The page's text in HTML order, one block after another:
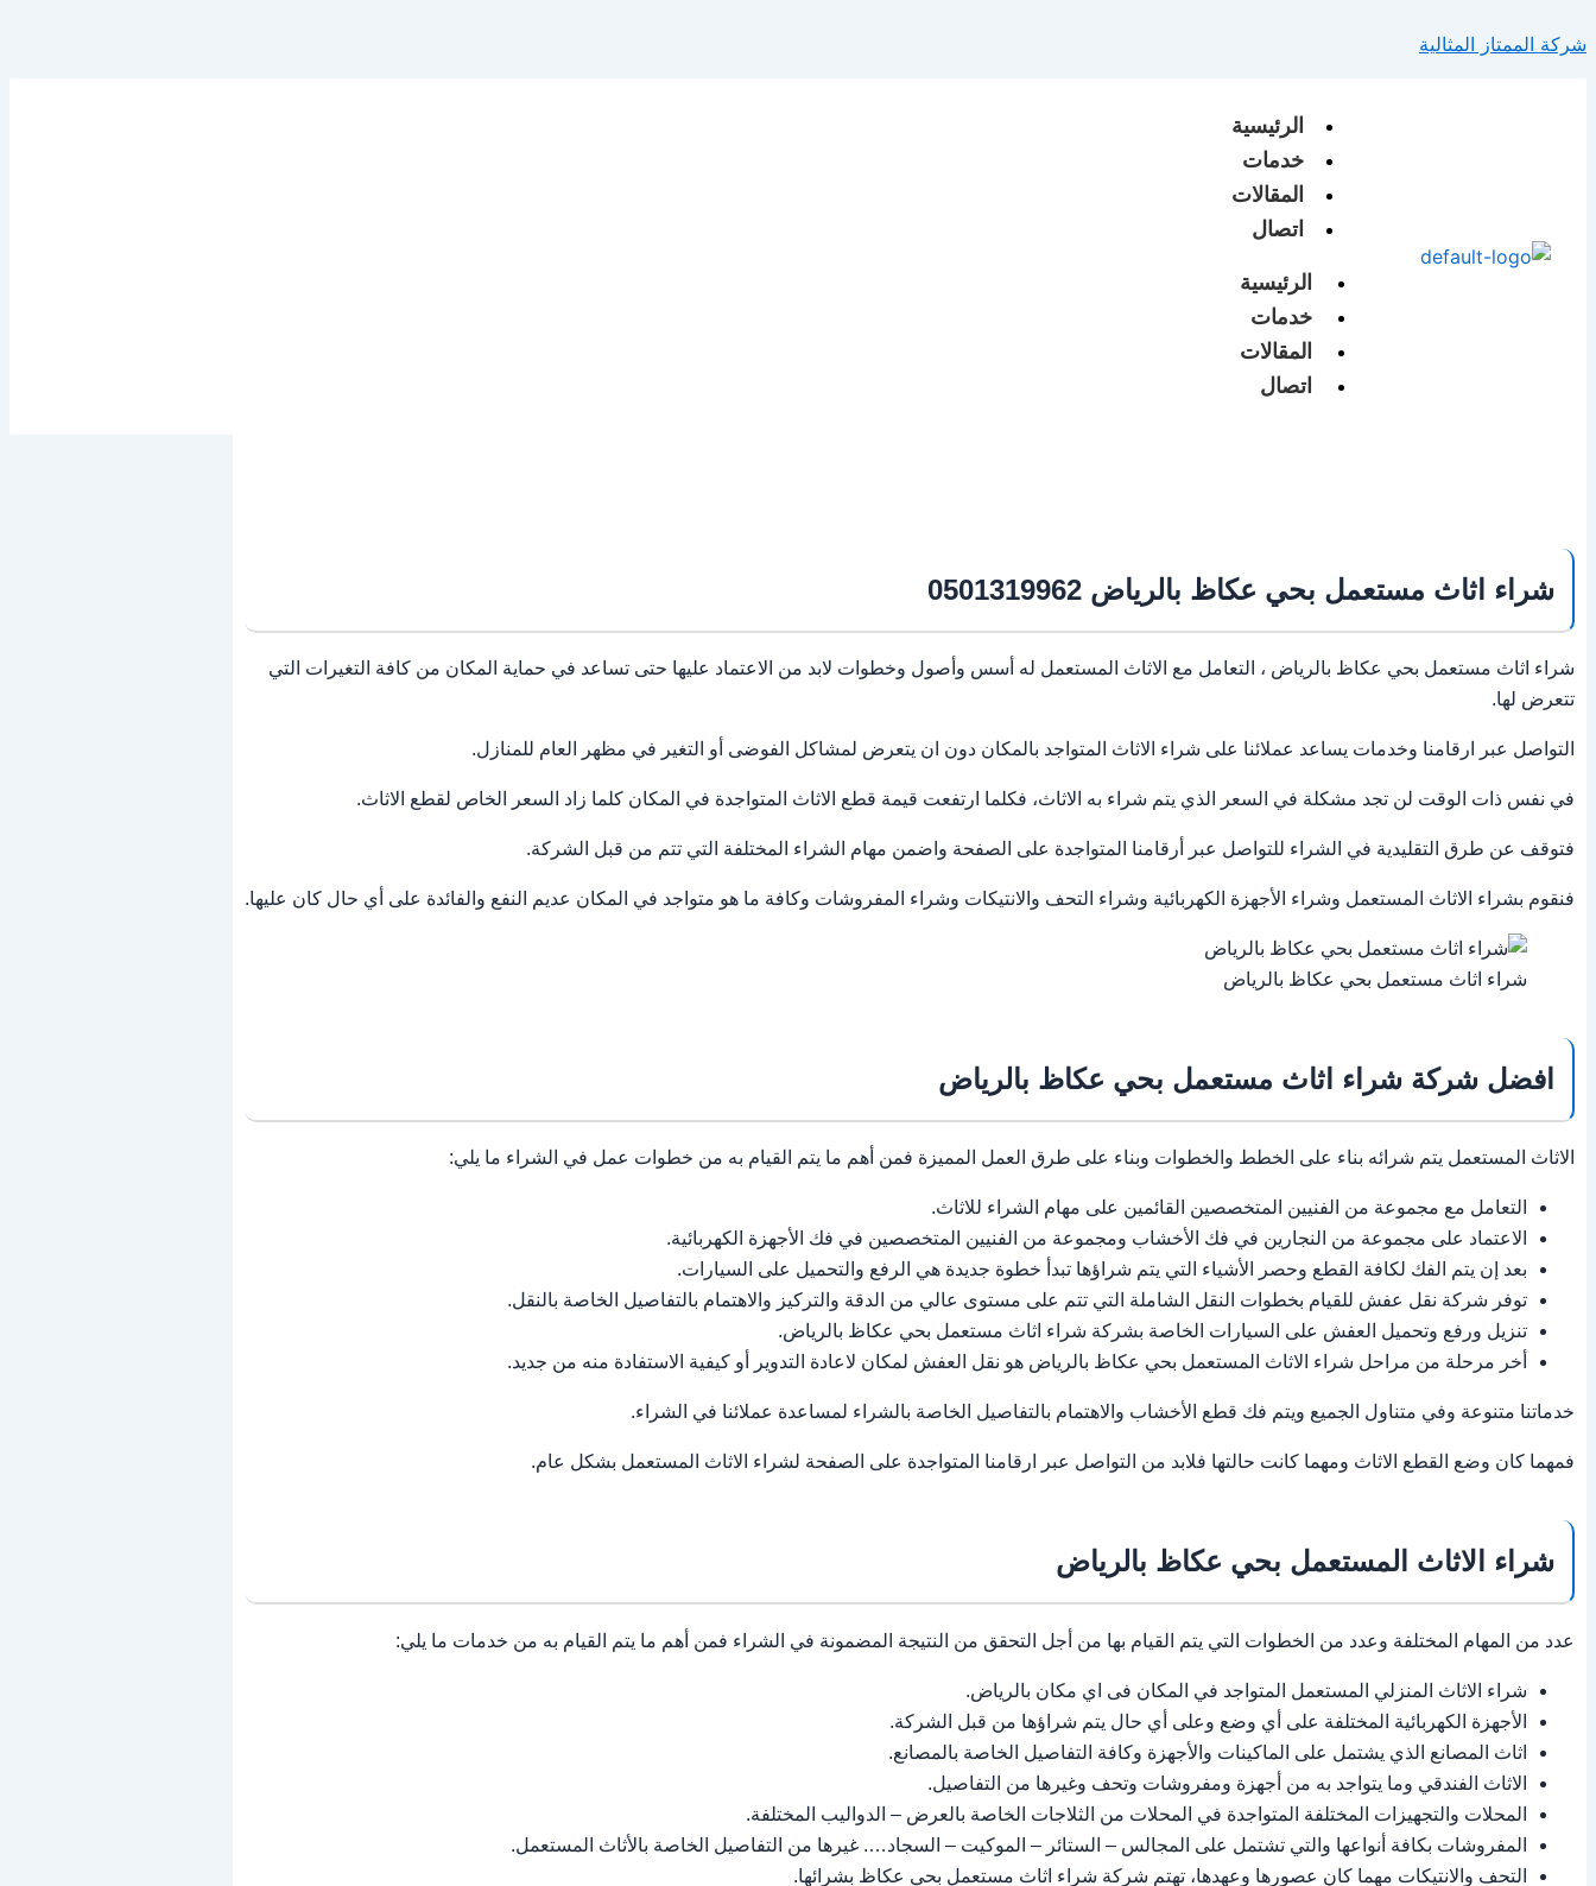
إلى
شركة الممتاز المثالية
الرئيسية
خدمات
المقالات
اتصال
الرئيسية
خدمات
المقالات
اتصال
شراء اثاث مستعمل بحي عكاظ بالرياض 0501319962
شراء اثاث مستعمل بحي عكاظ بالرياض ، التعامل مع الاثاث المستعمل له أسس وأصول وخطوات لابد من الاعتماد عليها حتى تساعد في حماية المكان من كافة التغيرات التي
تتعرض لها.
التواصل عبر ارقامنا وخدمات يساعد عملائنا على شراء الاثاث المتواجد بالمكان دون ان يتعرض لمشاكل الفوضى أو التغير في مظهر العام للمنازل.
في نفس ذات الوقت لن تجد مشكلة في السعر الذي يتم شراء به الاثاث، فكلما ارتفعت قيمة قطع الاثاث المتواجدة في المكان كلما زاد السعر الخاص لقطع الاثاث.
فتوقف عن طرق التقليدية في الشراء للتواصل عبر أرقامنا المتواجدة على الصفحة واضمن مهام الشراء المختلفة التي تتم من قبل الشركة.
فنقوم بشراء الاثاث المستعمل وشراء الأجهزة الكهربائية وشراء التحف والانتيكات وشراء المفروشات وكافة ما هو متواجد في المكان عديم النفع والفائدة على أي حال كان عليها.
شراء اثاث مستعمل بحي عكاظ بالرياض
افضل شركة شراء اثاث مستعمل بحي عكاظ بالرياض
الاثاث المستعمل يتم شرائه بناء على الخطط والخطوات وبناء على طرق العمل المميزة فمن أهم ما يتم القيام به من خطوات عمل في الشراء ما يلي:
التعامل مع مجموعة من الفنيين المتخصصين القائمين على مهام الشراء للاثاث.
الاعتماد على مجموعة من النجارين في فك الأخشاب ومجموعة من الفنيين المتخصصين في فك الأجهزة الكهربائية.
بعد إن يتم الفك لكافة القطع وحصر الأشياء التي يتم شراؤها تبدأ خطوة جديدة هي الرفع والتحميل على السيارات.
توفر شركة نقل عفش للقيام بخطوات النقل الشاملة التي تتم على مستوى عالي من الدقة والتركيز والاهتمام بالتفاصيل الخاصة بالنقل.
تنزيل ورفع وتحميل العفش على السيارات الخاصة بشركة شراء اثاث مستعمل بحي عكاظ بالرياض.
أخر مرحلة من مراحل شراء الاثاث المستعمل بحي عكاظ بالرياض هو نقل العفش لمكان لاعادة التدوير أو كيفية الاستفادة منه من جديد.
خدماتنا متنوعة وفي متناول الجميع ويتم فك قطع الأخشاب والاهتمام بالتفاصيل الخاصة بالشراء لمساعدة عملائنا في الشراء.
فمهما كان وضع القطع الاثاث ومهما كانت حالتها فلابد من التواصل عبر ارقامنا المتواجدة على الصفحة لشراء الاثاث المستعمل بشكل عام.
شراء الاثاث المستعمل بحي عكاظ بالرياض
عدد من المهام المختلفة وعدد من الخطوات التي يتم القيام بها من أجل التحقق من النتيجة المضمونة في الشراء فمن أهم ما يتم القيام به من خدمات ما يلي:
شراء الاثاث المنزلي المستعمل المتواجد في المكان فى اي مكان بالرياض.
الأجهزة الكهربائية المختلفة على أي وضع وعلى أي حال يتم شراؤها من قبل الشركة.
اثاث المصانع الذي يشتمل على الماكينات والأجهزة وكافة التفاصيل الخاصة بالمصانع.
الاثاث الفندقي وما يتواجد به من أجهزة ومفروشات وتحف وغيرها من التفاصيل.
المحلات والتجهيزات المختلفة المتواجدة في المحلات من الثلاجات الخاصة بالعرض – الدواليب المختلفة.
المفروشات بكافة أنواعها والتي تشتمل على المجالس – الستائر – الموكيت – السجاد…. غيرها من التفاصيل الخاصة بالأثاث المستعمل.
التحف والانتيكات مهما كان عصورها وعهدها، تهتم شركة شراء اثاث مستعمل بحي عكاظ بشرائها.